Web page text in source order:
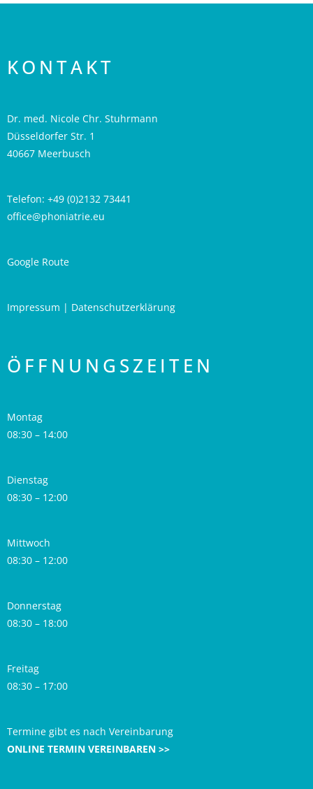
KONTAKT
Dr. med. Nicole Chr. Stuhrmann
Düsseldorfer Str. 1
40667 Meerbusch
Telefon: +49 (0)2132 73441
office@phoniatrie.eu
Google Route
Impressum | Datenschutzerklärung
ÖFFNUNGSZEITEN
Montag
08:30 – 14:00
Dienstag
08:30 – 12:00
Mittwoch
08:30 – 12:00
Donnerstag
08:30 – 18:00
Freitag
08:30 – 17:00
Termine gibt es nach Vereinbarung
ONLINE TERMIN VEREINBAREN >>